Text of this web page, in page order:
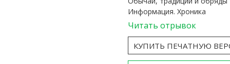
Информация. Хроника
Читать отрывок
КУПИТЬ ПЕЧАТНУЮ